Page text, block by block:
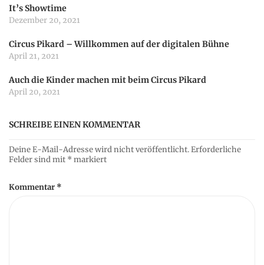
t
i
o
It’s Showtime
Dezember 20, 2021
Circus Pikard – Willkommen auf der digitalen Bühne
April 21, 2021
Auch die Kinder machen mit beim Circus Pikard
April 20, 2021
SCHREIBE EINEN KOMMENTAR
Deine E-Mail-Adresse wird nicht veröffentlicht.Erforderliche
Felder sind mit * markiert
Kommentar *